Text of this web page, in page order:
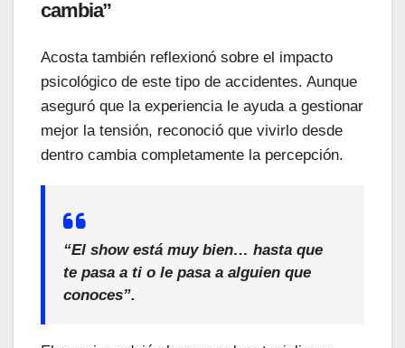
cambia”
Acosta también reflexionó sobre el impacto
psicológico de este tipo de accidentes. Aunque
aseguró que la experiencia le ayuda a gestionar
mejor la tensión, reconoció que vivirlo desde
dentro cambia completamente la percepción.
“El show está muy bien… hasta que
te pasa a ti o le pasa a alguien que
conoces”.